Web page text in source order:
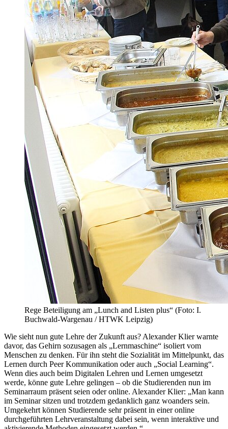
Rege Beteiligung am „Lunch and Listen plus“ (Foto: I.
Buchwald-Wargenau / HTWK Leipzig)
Wie sieht nun gute Lehre der Zukunft aus? Alexander Klier warnte
davor, das Gehirn sozusagen als „Lernmaschine“ isoliert vom
Menschen zu denken. Für ihn steht die Sozialität im Mittelpunkt, das
Lernen durch Peer Kommunikation oder auch „Social Learning“.
Wenn dies auch beim Digitalen Lehren und Lernen umgesetzt
werde, könne gute Lehre gelingen – ob die Studierenden nun im
Seminarraum präsent seien oder online. Alexander Klier: „Man kann
im Seminar sitzen und trotzdem gedanklich ganz woanders sein.
Umgekehrt können Studierende sehr präsent in einer online
durchgeführten Lehrveranstaltung dabei sein, wenn interaktive und